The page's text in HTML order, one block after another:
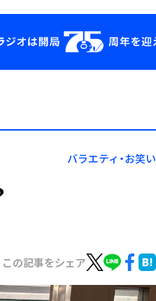
YouTube
会社情報
バラエティ・お笑い
この記事をシェア